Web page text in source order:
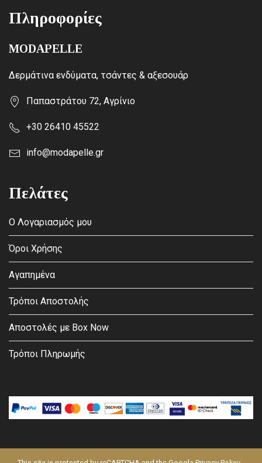
Πληροφορίες
MODAPELLE
Δερμάτινα ενδύματα, τσάντες & αξεσουάρ
Παπαστράτου 72, Αγρίνιο
+30 26410 45522
info@modapelle.gr
Πελάτες
Ο Λογαριασμός μου
Όροι Χρήσης
Αγαπημένα
Τρόποι Αποστολής
Αποστολές με Box Now
Τρόποι Πληρωμής